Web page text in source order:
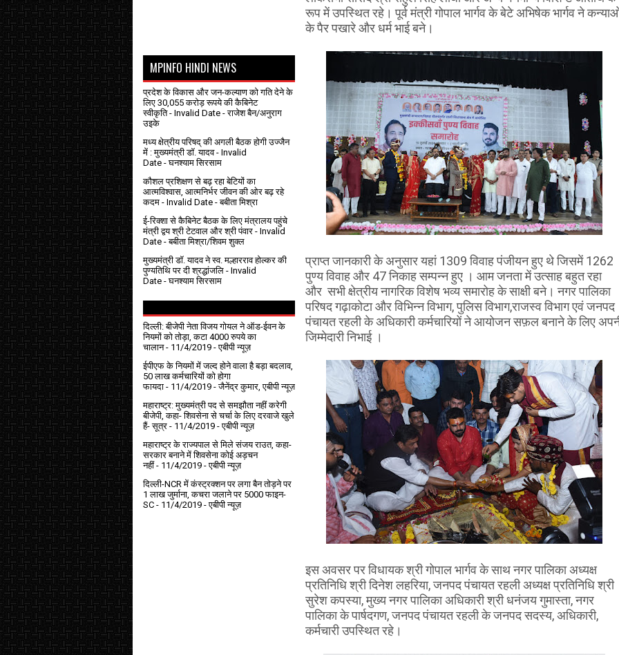
रूप में उपस्थित रहे। पूर्व मंत्री गोपाल भार्गव के बेटे अभिषेक भार्गव ने
के पैर पखारे और धर्म भाई बने।
प्राप्त जानकारी के अनुसार यहां 1309 विवाह पंजीयन हुए थे जिसमें 1262
पुण्य विवाह और 47 निकाह सम्पन्न हुए । आम जनता में उत्साह बहुत रहा
और सभी क्षेत्रीय नागरिक विशेष भव्य समारोह के साक्षी बने। नगर पालिका
परिषद गढ़ाकोटा और विभिन्न विभाग, पुलिस विभाग,राजस्व विभाग एवं जनपद
पंचायत रहली के अधिकारी कर्मचारियों ने आयोजन सफ़ल बनाने के लिए
जिम्मेदारी निभाई ।
इस अवसर पर विधायक श्री गोपाल भार्गव के साथ नगर पालिका अध्यक्ष
प्रतिनिधि श्री दिनेश लहरिया, जनपद पंचायत रहली अध्यक्ष प्रतिनिधि श्री
सुरेश कपस्या, मुख्य नगर पालिका अधिकारी श्री धनंजय गुमास्ता, नगर
पालिका के पार्षदगण, जनपद पंचायत रहली के जनपद सदस्य, अधिकारी,
कर्मचारी उपस्थित रहे।
MPINFO HINDI NEWS
प्रदेश के विकास और जन-कल्याण को गति देने के
लिए 30,055 करोड़ रूपये की कैबिनेट
स्वीकृति- Invalid Date - राजेश बैन/अनुराग
उइके
मध्य क्षेत्रीय परिषद् की अगली बैठक होगी उज्जैन
में : मुख्यमंत्री डॉ. यादव- Invalid
Date - घनश्याम सिरसाम
कौशल प्रशिक्षण से बढ़ रहा बेटियों का
आत्मविश्वास, आत्मनिर्भर जीवन की ओर बढ़ रहे
कदम - Invalid Date - बबीता मिश्रा
ई-रिक्शा से कैबिनेट बैठक के लिए मंत्रालय पहुंचे
मंत्री द्वय श्री टेटवाल और श्री पंवार - Invalid
Date - बबीता मिश्रा/शिवम शुक्ल
मुख्यमंत्री डॉ. यादव ने स्व. मल्हारराव होल्कर की
पुण्यतिथि पर दी श्रद्धांजलि - Invalid
Date - घनश्याम सिरसाम
दिल्ली: बीजेपी नेता विजय गोयल ने ऑड-ईवन के
नियमों को तोड़ा, कटा 4000 रुपये का
चालान- 11/4/2019 - एबीपी न्यूज़
ईपीएफ के नियमों में जल्द होने वाला है बड़ा बदलाव,
50 लाख कर्मचारियों को होगा
फायदा - 11/4/2019 - जैनेंद्र कुमार, एबीपी न्यूज़
महाराष्ट्र: मुख्यमंत्री पद से समझौता नहीं करेगी
बीजेपी, कहा- शिवसेना से चर्चा के लिए दरवाजे खुले
हैं- सूत्र - 11/4/2019 - एबीपी न्यूज़
महाराष्ट्र के राज्यपाल से मिले संजय राउत, कहा-
सरकार बनाने में शिवसेना कोई अड़चन
नहीं- 11/4/2019 - एबीपी न्यूज़
दिल्ली-NCR में कंस्ट्रक्शन पर लगा बैन तोड़ने पर
1 लाख जुर्माना, कचरा जलाने पर ₹5000 फाइन-
SC - 11/4/2019 - एबीपी न्यूज़